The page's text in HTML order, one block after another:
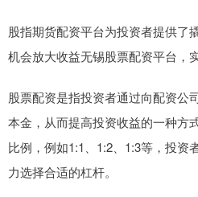
股指期货配资平台为投资者提供了
机会放大收益无锡股票配资平台，
股票配资是指投资者通过向配资公
本金，从而提高投资收益的一种方
比例，例如1:1、1:2、1:3等，投资
力选择合适的杠杆。